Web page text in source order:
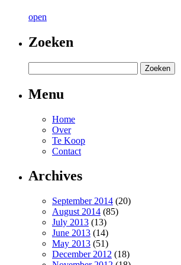
open
Zoeken
Menu
Home
Over
Te Koop
Contact
Archives
September 2014 (20)
August 2014 (85)
July 2013 (13)
June 2013 (14)
May 2013 (51)
December 2012 (18)